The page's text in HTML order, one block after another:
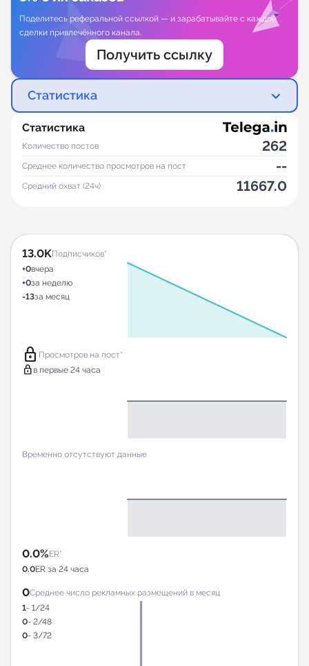
Поделитесь реферальной ссылкой — и зарабатывайте с каждой
сделки привлечённого канала.
Получить ссылку
Статистика
Статистика
Количество постов 262
Среднее количество просмотров на пост --
Средний охват (24ч) 11667.0
13.0KПодписчиков*
+0вчера
+0за неделю
-13за месяц
lock Просмотров на пост*
lock в первые 24 часа
Временно отсутствуют данные
0.0%ER*
0.0ER за 24 часа
0Среднее число рекламных размещений в месяц
1- 1/24
0- 2/48
0- 3/72